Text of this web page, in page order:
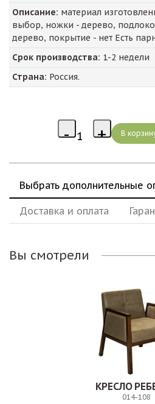
Описание: материал
выбор, ножки - дерево,
дерево, покрытие - нет Есть
Срок производства: 1-2 недели
Страна: Россия.
Выбрать дополнительные
Доставка и оплата
Вы смотрели
КРЕСЛО
014-108